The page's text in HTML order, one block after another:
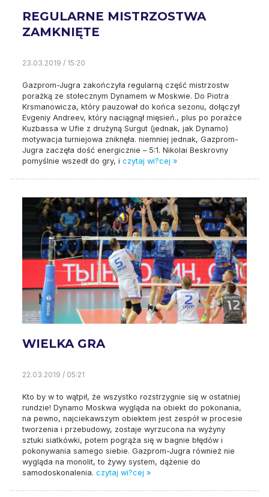
REGULARNE MISTRZOSTWA
ZAMKNIĘTE
23.03.2019 / 15:20
Gazprom-Jugra zakończyła regularną część mistrzostw
porażką ze stołecznym Dynamem w Moskwie. Do Piotra
Krsmanowicza, który pauzował do końca sezonu, dołączył
Evgeniy Andreev, który naciągnął mięsień., plus po porażce
Kuzbassa w Ufie z drużyną Surgut (jednak, jak Dynamo)
motywacja turniejowa zniknęła. niemniej jednak, Gazprom-
Jugra zaczęła dość energicznie – 5:1. Nikolai Beskrovny
pomyślnie wszedł do gry, i czytaj wi?cej »
WIELKA GRA
22.03.2019 / 05:21
Kto by w to wątpił, że wszystko rozstrzygnie się w ostatniej
rundzie! Dynamo Moskwa wygląda na obiekt do pokonania,
na pewno, najciekawszym obiektem jest zespół w procesie
tworzenia i przebudowy, zostaje wyrzucona na wyżyny
sztuki siatkówki, potem pogrąża się w bagnie błędów i
pokonywania samego siebie. Gazprom-Jugra również nie
wygląda na monolit, to żywy system, dążenie do
samodoskonalenia. czytaj wi?cej »